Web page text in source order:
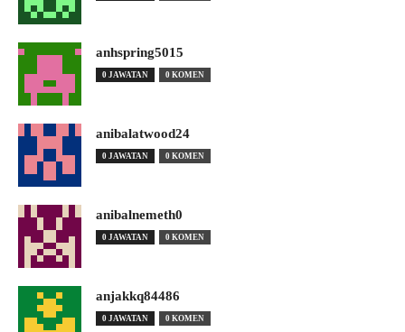
anhspring5015
0 JAWATAN 0 KOMEN
anibalatwood24
0 JAWATAN 0 KOMEN
anibalnemeth0
0 JAWATAN 0 KOMEN
anjakkq84486
0 JAWATAN 0 KOMEN